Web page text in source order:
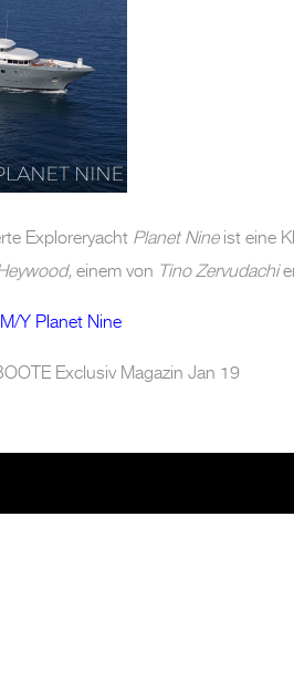
Exploreryacht Planet Nineist eine
einem von Tino Zervudachi
Y Planet Nine
Exclusiv Magazin Jan 19